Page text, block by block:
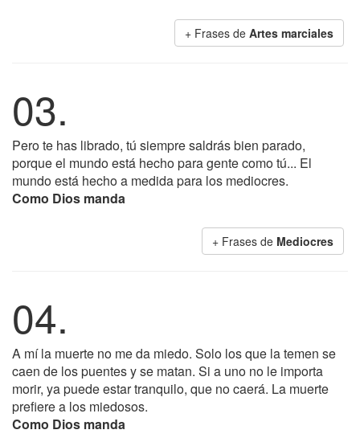
+ Frases de Artes marciales
03.
Pero te has librado, tú siempre saldrás bien parado,
porque el mundo está hecho para gente como tú... El
mundo está hecho a medida para los mediocres.
Como Dios manda
+ Frases de Mediocres
04.
A mí la muerte no me da miedo. Solo los que la temen se
caen de los puentes y se matan. Si a uno no le importa
morir, ya puede estar tranquilo, que no caerá. La muerte
prefiere a los miedosos.
Como Dios manda